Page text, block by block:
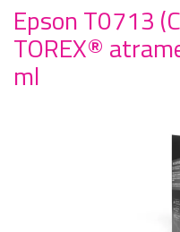
Epson T0713
TOREX®
ml